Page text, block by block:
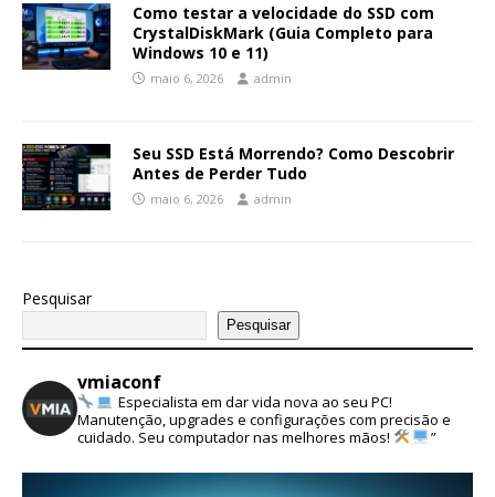
Como testar a velocidade do SSD com
CrystalDiskMark (Guia Completo para
Windows 10 e 11)
maio 6, 2026 admin
Seu SSD Está Morrendo? Como Descobrir
Antes de Perder Tudo
maio 6, 2026 admin
Pesquisar
Pesquisar
vmiaconf
Especialista em dar vida nova ao seu PC!
Manutenção, upgrades e configurações com precisão e
cuidado. Seu computador nas melhores mãos!
”